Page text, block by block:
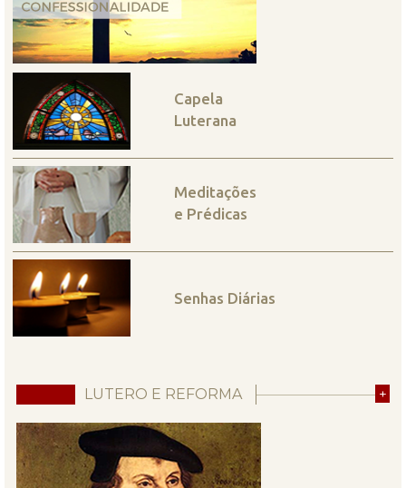
Capela
Luterana
Meditações
e Prédicas
Senhas Diárias
LUTERO E REFORMA +